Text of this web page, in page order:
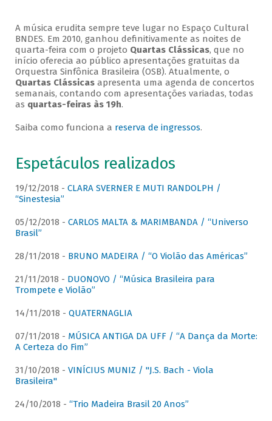
A música erudita sempre teve lugar no Espaço Cultural
BNDES. Em 2010, ganhou definitivamente as noites de
quarta-feira com o projeto Quartas Clássicas, que no
início oferecia ao público apresentações gratuitas da
Orquestra Sinfônica Brasileira (OSB). Atualmente, o
Quartas Clássicasapresenta uma agenda de concertos
semanais, contando com apresentações variadas, todas
as quartas-feiras às 19h.
Saiba como funciona a reserva de ingressos.
Espetáculos realizados
19/12/2018 - CLARA SVERNER E MUTI RANDOLPH /
“Sinestesia”
05/12/2018 - CARLOS MALTA & MARIMBANDA / “Universo
Brasil”
28/11/2018 - BRUNO MADEIRA / “O Violão das Américas”
21/11/2018 - DUONOVO / “Música Brasileira para
Trompete e Violão”
14/11/2018 - QUATERNAGLIA
07/11/2018 - MÚSICA ANTIGA DA UFF / “A Dança da Morte:
A Certeza do Fim”
31/10/2018 - VINÍCIUS MUNIZ / "J.S. Bach - Viola
Brasileira"
24/10/2018 - “Trio Madeira Brasil 20 Anos”